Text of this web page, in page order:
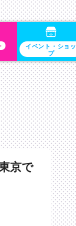
イベント・ショッ
プ
京で